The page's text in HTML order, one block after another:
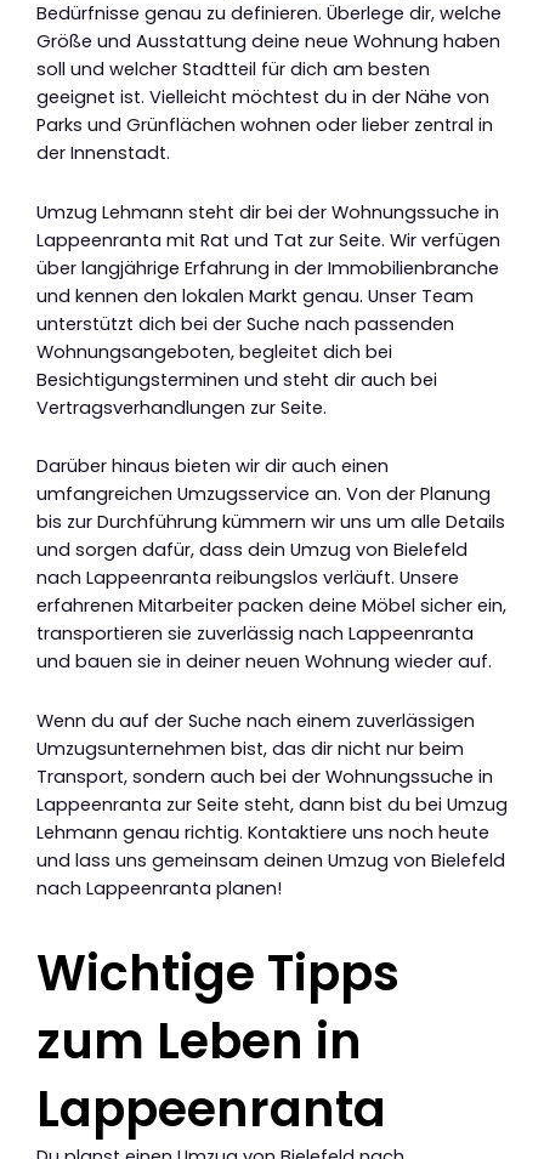
Bedürfnisse genau zu definieren. Überlege dir, welche
Größe und Ausstattung deine neue Wohnung haben
soll und welcher Stadtteil für dich am besten
geeignet ist. Vielleicht möchtest du in der Nähe von
Parks und Grünflächen wohnen oder lieber zentral in
der Innenstadt.
Umzug Lehmann steht dir bei der Wohnungssuche in
Lappeenranta mit Rat und Tat zur Seite. Wir verfügen
über langjährige Erfahrung in der Immobilienbranche
und kennen den lokalen Markt genau. Unser Team
unterstützt dich bei der Suche nach passenden
Wohnungsangeboten, begleitet dich bei
Besichtigungsterminen und steht dir auch bei
Vertragsverhandlungen zur Seite.
Darüber hinaus bieten wir dir auch einen
umfangreichen Umzugsservice an. Von der Planung
bis zur Durchführung kümmern wir uns um alle Details
und sorgen dafür, dass dein Umzug von Bielefeld
nach Lappeenranta reibungslos verläuft. Unsere
erfahrenen Mitarbeiter packen deine Möbel sicher ein,
transportieren sie zuverlässig nach Lappeenranta
und bauen sie in deiner neuen Wohnung wieder auf.
Wenn du auf der Suche nach einem zuverlässigen
Umzugsunternehmen bist, das dir nicht nur beim
Transport, sondern auch bei der Wohnungssuche in
Lappeenranta zur Seite steht, dann bist du bei Umzug
Lehmann genau richtig. Kontaktiere uns noch heute
und lass uns gemeinsam deinen Umzug von Bielefeld
nach Lappeenranta planen!
Wichtige Tipps
zum Leben in
Lappeenranta